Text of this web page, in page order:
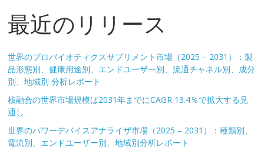
最近のリリース
世界のプロバイオティクスサプリメント市場（2025 – 2031）：製
品形態別、健康用途別、エンドユーザー別、流通チャネル別、成分
別、地域別 分析レポート
核融合の世界市場規模は2031年までにCAGR 13.4％で拡大する見
通し
世界のパワーデバイスアナライザ市場（2025 – 2031）：種類別、
電流別、エンドユーザー別、地域別分析レポート